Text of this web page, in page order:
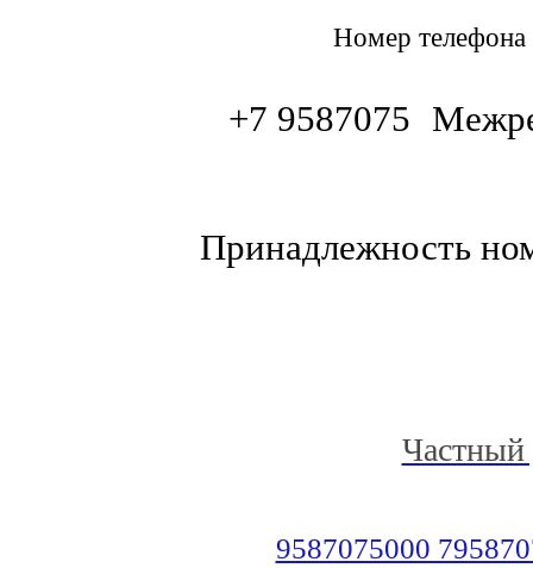
Номер
+7 9587075
Принадлежность
Частный
9587075000